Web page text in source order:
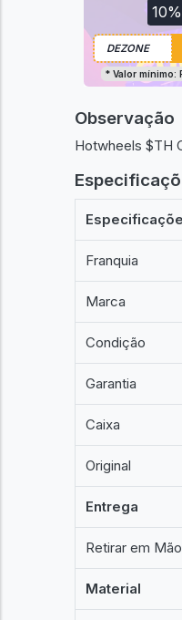
10%
* Valor mínimo:
Observação
Hotwheels $TH
Franquia
Marca
Condição
Garantia
Caixa
Original
Entrega
Retirar em
Material